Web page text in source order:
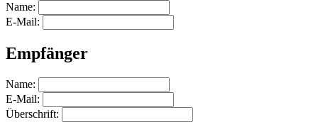
Name:
E-Mail:
Empfänger
Name:
E-Mail:
Überschrift: